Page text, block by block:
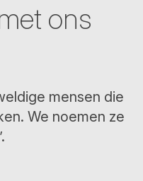
ons
mensen die
We noemen ze